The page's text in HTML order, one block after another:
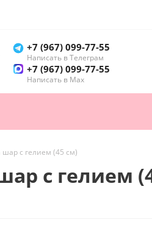
+7 (967) 099-77-55
Написать в Телеграм
+7 (967) 099-77-55
Написать в Мах
с гелием (45 см)
с гелием